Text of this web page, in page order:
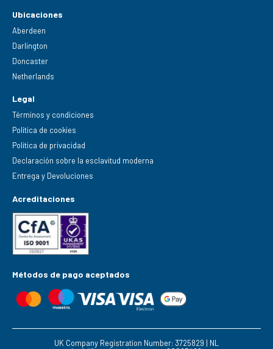
Ubicaciones
Aberdeen
Darlington
Doncaster
Netherlands
Legal
Términos y condiciones
Política de cookies
Política de privacidad
Declaración sobre la esclavitud moderna
Entrega y Devoluciones
Acreditaciones
Métodos de pago aceptados
UK Company Registration Number: 3725829 | NL